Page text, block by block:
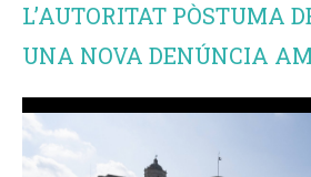
L’AUTORITAT PÒSTUMA
UNA NOVA DENÚNCIA